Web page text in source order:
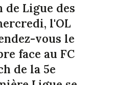
de Ligue des
l'OL
vous le
face au FC
de la 5e